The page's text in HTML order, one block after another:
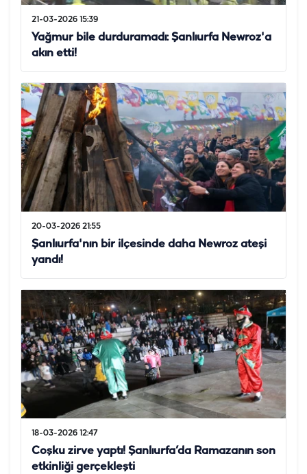
21-03-2026 15:39
Yağmur bile durduramadı: Şanlıurfa Newroz'a
akın etti!
20-03-2026 21:55
Şanlıurfa'nın bir ilçesinde daha Newroz ateşi
yandı!
18-03-2026 12:47
Coşku zirve yaptı! Şanlıurfa’da Ramazanın son
etkinliği gerçekleşti